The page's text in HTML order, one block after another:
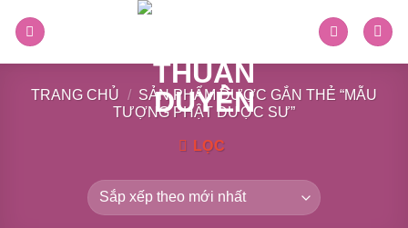
TRANG CHỦ / SẢN PHẨM ĐƯỢC GẮN THẺ “MẪU
TƯỢNG PHẬT DƯỢC SƯ”
LỌC